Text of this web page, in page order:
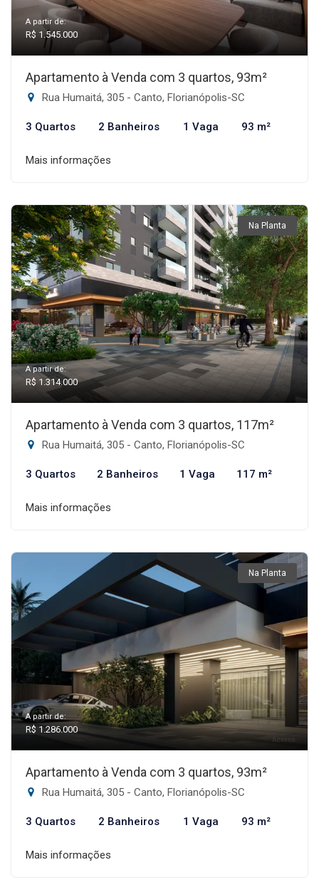
A partir de:
R$ 1.545.000
Apartamento à Venda com 3 quartos, 93m²
Rua Humaitá, 305 - Canto, Florianópolis-SC
3 Quartos 2 Banheiros 1 Vaga 93 m²
Mais informações
Na Planta
A partir de:
R$ 1.314.000
Apartamento à Venda com 3 quartos, 117m²
Rua Humaitá, 305 - Canto, Florianópolis-SC
3 Quartos 2 Banheiros 1 Vaga 117 m²
Mais informações
Na Planta
A partir de:
R$ 1.286.000
Apartamento à Venda com 3 quartos, 93m²
Rua Humaitá, 305 - Canto, Florianópolis-SC
3 Quartos 2 Banheiros 1 Vaga 93 m²
Mais informações